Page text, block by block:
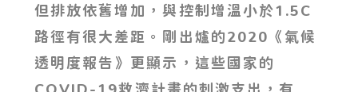
但排放依舊增加，與控制增溫小於1.5C
路徑有很大差距。剛出爐的2020《氣候
透明度報告》更顯示，這些國家的